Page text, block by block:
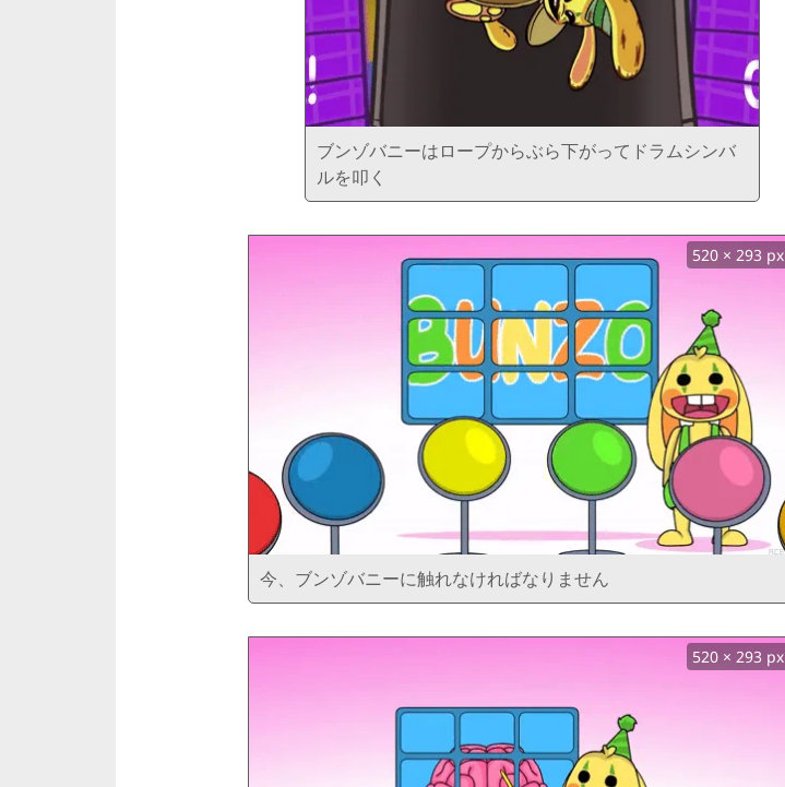
ブンゾバニーはロープからぶら下がってドラムシンバ
ルを叩く
520 × 293 px
今、ブンゾバニーに触れなければなりません
520 × 293 px